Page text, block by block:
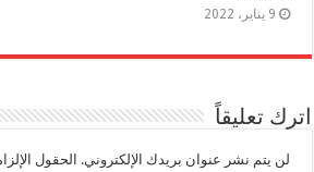
9 يناير، 2022
اترك تعليقاً
لن يتم نشر عنوان بريدك الإلكتروني. الحقول